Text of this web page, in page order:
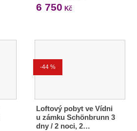
6 750 Kč
-44 %
Loftový pobyt ve Vídni
u zámku Schönbrunn 3
dny / 2 noci, 2…